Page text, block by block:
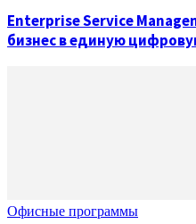
Enterprise Service
бизнес в единую
Офисные программы